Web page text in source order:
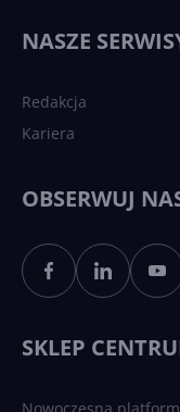
NASZE
Redakcja
Kariera
OBSERWUJ
SKLEP